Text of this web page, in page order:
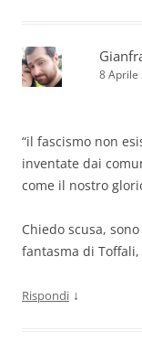
8 Aprile
“il fascismo non
inventate dai
come il nostro
Chiedo scusa,
fantasma di
Rispondi ↓